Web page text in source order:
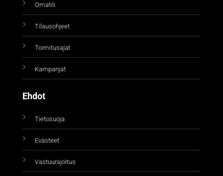
Omatili
Tilausohjeet
Toimitusajat
Kampanjat
Ehdot
Tietosuoja
Evästeet
Vastuurajoitus